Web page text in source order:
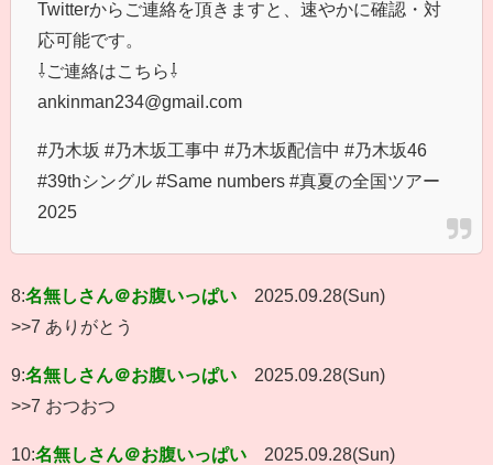
Twitterからご連絡を頂きますと、速やかに確認・対
応可能です。
⇩ご連絡はこちら⇩
ankinman234@gmail.com
#乃木坂 #乃木坂工事中 #乃木坂配信中 #乃木坂46
#39thシングル #Same numbers #真夏の全国ツアー
2025
8:名無しさん＠お腹いっぱい
2025.09.28(Sun)
>>7 ありがとう
9:名無しさん＠お腹いっぱい
2025.09.28(Sun)
>>7 おつおつ
10:名無しさん＠お腹いっぱい
2025.09.28(Sun)